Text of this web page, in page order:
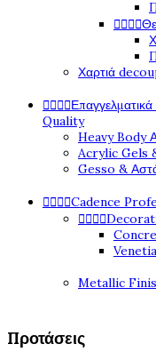
   
Χαρτιά
   
Quality
Heavy Body
Acrylic Gels
Gesso &
   Cadence
   
Metallic
Προτάσεις